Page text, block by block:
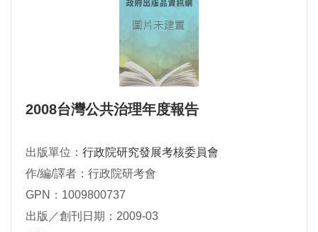
2008台灣公共治理年度報告
出版單位： 行政院研究發展考核委員會
作/編/譯者：行政院研考會
GPN：1009800737
出版／創刊日期：2009-03